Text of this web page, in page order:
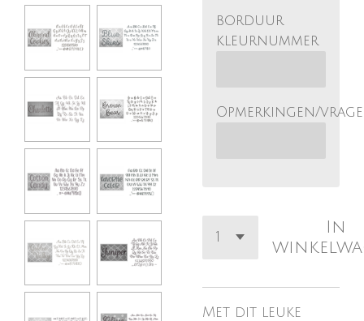
borduur
kleurnummer
Opmerkingen/
In
Met dit leuke